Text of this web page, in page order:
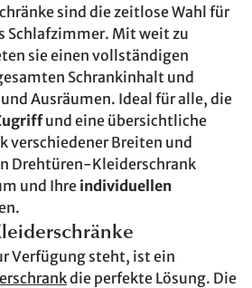
sind die zeitlose Wahl für
Schlafzimmer. Mit weit zu
sie einen vollständigen
Schrankinhalt und
Ausräumen. Ideal für alle, die
und eine übersichtliche
verschiedener Breiten und
Drehtüren-Kleiderschrank
und Ihre individuellen
Verfügung steht, ist ein
die perfekte Lösung. Die